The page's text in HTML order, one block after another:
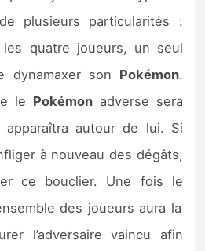
plusieurs particularités :
les quatre joueurs, un seul
dynamaxer son Pokémon.
le Pokémonadverse sera
apparaîtra autour de lui. Si
à nouveau des dégâts,
ce bouclier. Une fois le
des joueurs aura la
l’adversaire vaincu afin